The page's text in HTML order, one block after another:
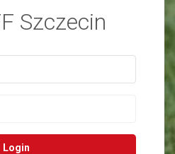
Szczecin
Login